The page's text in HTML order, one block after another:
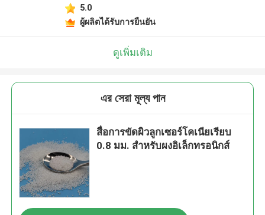
5.0
ผู้ผลิตได้รับการยืนยัน
ดูเพิ่มเติม
এর সেরা মূল্য পান
สื่อการขัดผิวลูกเซอร์โคเนียเรียบ
0.8 มม. สำหรับผงอิเล็กทรอนิกส์